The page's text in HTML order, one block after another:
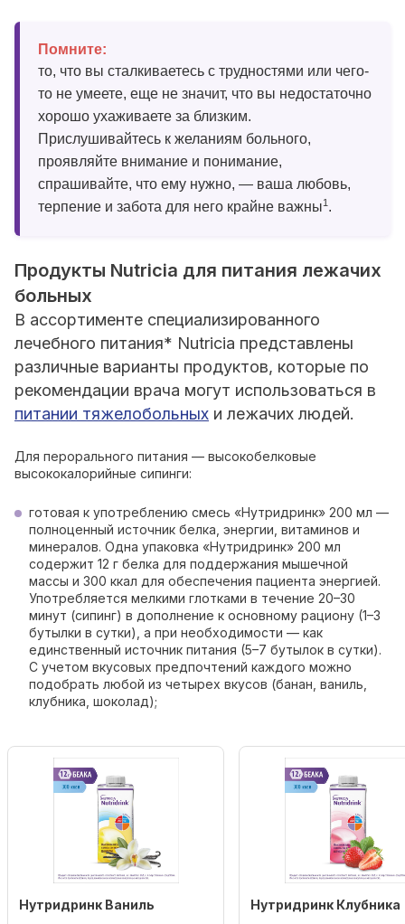
Помните:
то, что вы сталкиваетесь с трудностями или чего-
то не умеете, еще не значит, что вы недостаточно
хорошо ухаживаете за близким.
Прислушивайтесь к желаниям больного,
проявляйте внимание и понимание,
спрашивайте, что ему нужно, — ваша любовь,
терпение и забота для него крайне важны1 .
Продукты Nutricia для питания лежачих
больных
В ассортименте специализированного
лечебного питания* Nutricia представлены
различные варианты продуктов, которые по
рекомендации врача могут использоваться в
питании тяжелобольных и лежачих людей.
Для перорального питания — высокобелковые
высококалорийные сипинги:
готовая к употреблению смесь «Нутридринк» 200 мл —
полноценный источник белка, энергии, витаминов и
минералов. Одна упаковка «Нутридринк» 200 мл
содержит 12 г белка для поддержания мышечной
массы и 300 ккал для обеспечения пациента энергией.
Употребляется мелкими глотками в течение 20–30
минут (сипинг) в дополнение к основному рациону (1–3
бутылки в сутки), а при необходимости — как
единственный источник питания (5–7 бутылок в сутки).
С учетом вкусовых предпочтений каждого можно
подобрать любой из четырех вкусов (банан, ваниль,
клубника, шоколад);
Нутридринк Ваниль Нутридринк Клубника